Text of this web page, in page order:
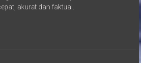
akurat dan faktual.